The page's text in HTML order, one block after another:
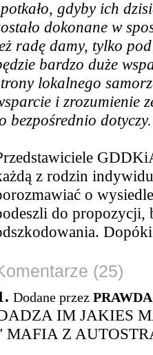
gdyby ich
dokonane w
radę damy, tylko
bardzo duże
lokalnego
i zrozumienie
bezpośrednio dotyczy.
z rodzin
o
do propozycji,
(25)
Dodane przez PRAWDA
IM JAKIES
MAFIA Z